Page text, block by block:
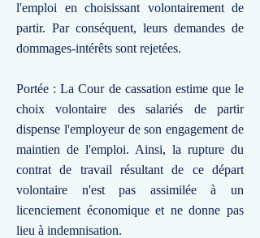
l'emploi en choisissant volontairement de
partir. Par conséquent, leurs demandes de
dommages-intérêts sont rejetées.
Portée : La Cour de cassation estime que le
choix volontaire des salariés de partir
dispense l'employeur de son engagement de
maintien de l'emploi. Ainsi, la rupture du
contrat de travail résultant de ce départ
volontaire n'est pas assimilée à un
licenciement économique et ne donne pas
lieu à indemnisation.